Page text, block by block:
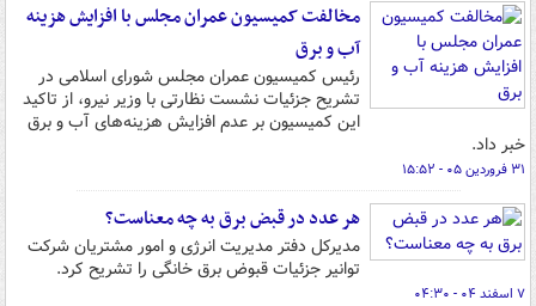
مخالفت کمیسیون عمران مجلس با افزایش هزینه
آب و برق
رئیس کمیسیون عمران مجلس شورای اسلامی در
تشریح جزئیات نشست نظارتی با وزیر نیرو، از تاکید
این کمیسیون بر عدم افزایش هزینه‌های آب و برق
خبر داد.
۳۱ فروردین ۰۵ - ۱۵:۵۲
هر عدد در قبض برق به چه معناست؟
مدیرکل دفتر مدیریت انرژی و امور مشتریان شرکت
توانیر جزئیات قبوض برق خانگی را تشریح کرد.
۷ اسفند ۰۴ - ۰۴:۳۰